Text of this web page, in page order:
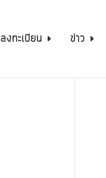
ลงทะเบียน ข่าว